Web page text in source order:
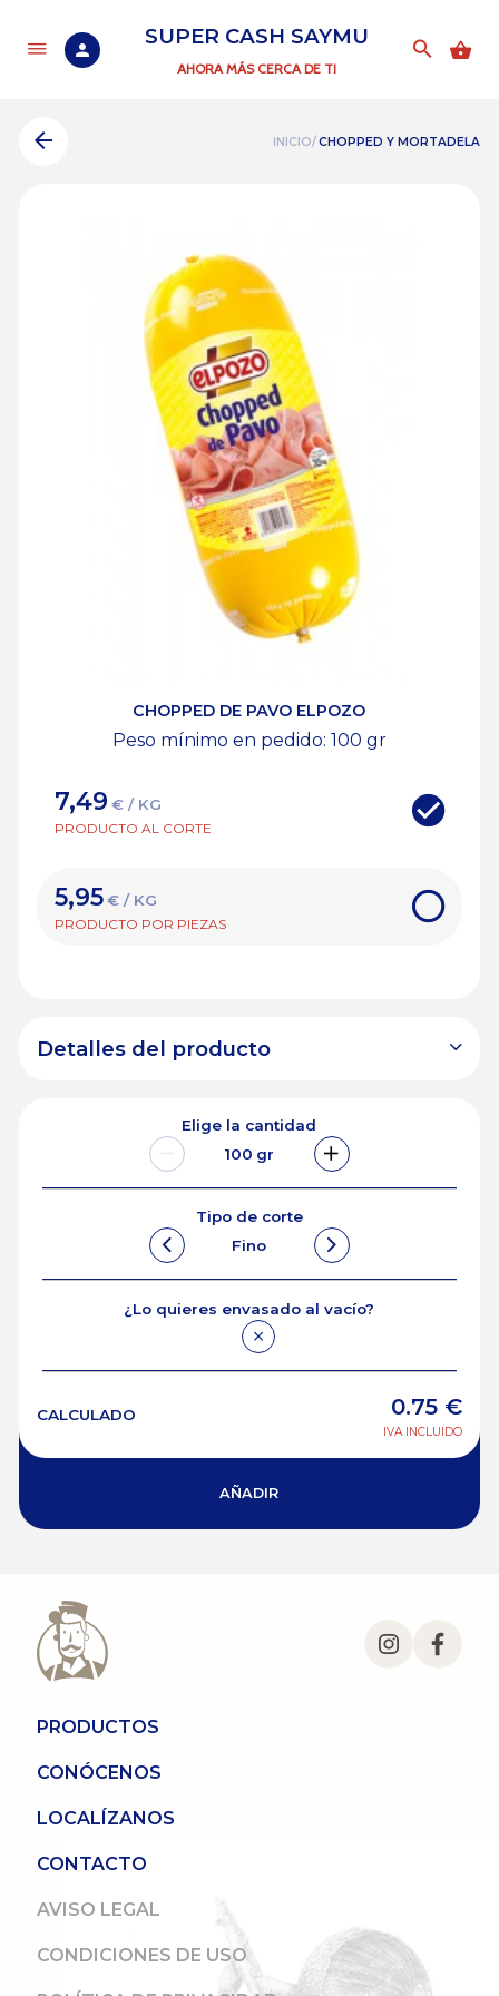
SUPER CASH SAYMU
AHORA MÁS CERCA DE TI
INICIO/CHOPPED Y MORTADELA
CHOPPED DE PAVO ELPOZO
Peso mínimo en pedido: 100 gr
7,49 € / KG
PRODUCTO AL CORTE
5,95 € / KG
PRODUCTO POR PIEZAS
Detalles del producto
Elige la cantidad
100 gr
Tipo de corte
Fino
¿Lo quieres envasado al vacío?
CALCULADO 0.75 €
IVA INCLUIDO
AÑADIR
PRODUCTOS
CONÓCENOS
LOCALÍZANOS
CONTACTO
AVISO LEGAL
CONDICIONES DE USO